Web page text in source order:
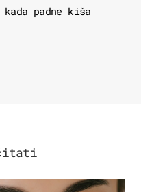
padne kiša